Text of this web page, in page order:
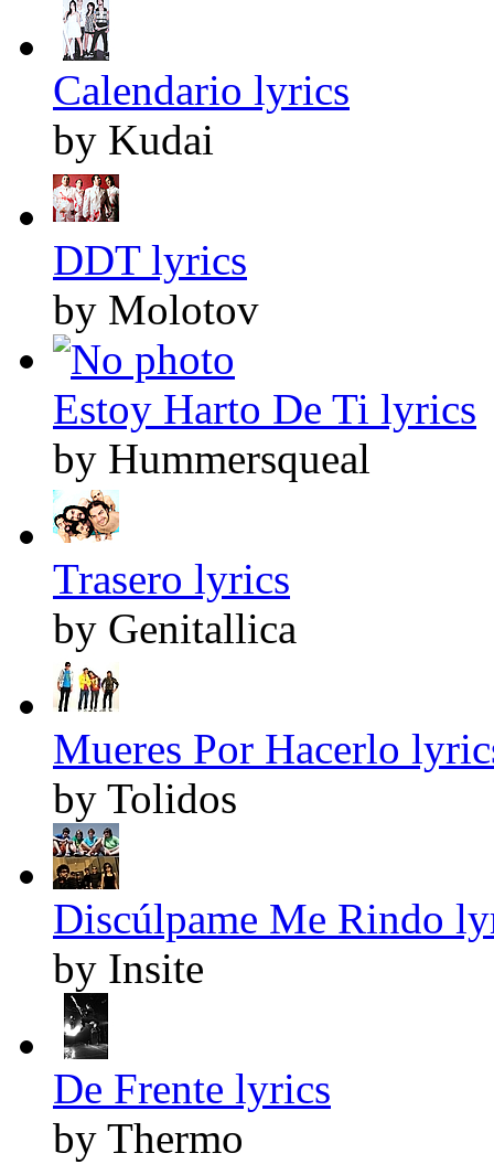
Calendario lyrics
by Kudai
DDT lyrics
by Molotov
Estoy Harto De Ti lyrics
by Hummersqueal
Trasero lyrics
by Genitallica
Mueres Por Hacerlo
by Tolidos
Discúlpame Me Rindo
by Insite
De Frente lyrics
by Thermo